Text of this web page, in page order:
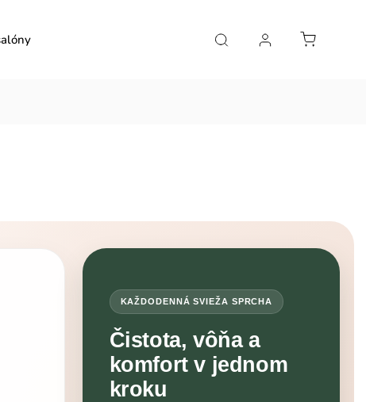
Blog o prírodnej kozmetike Kontakty
KAŽDODENNÁ SVIEŽA SPRCHA
Čistota, vôňa a
komfort v jednom
kroku